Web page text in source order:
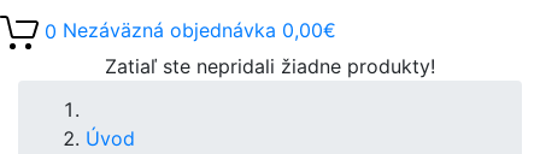
0 Nezáväzná objednávka 0,00€
Zatiaľ ste nepridali žiadne produkty!
Úvod